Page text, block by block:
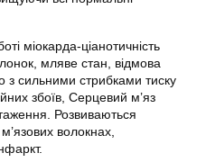
міокарда-ціанотичність
мляве стан, відмова
з сильними стрибками тиску
збоїв, Серцевий м’яз
Розвиваються
волокнах,